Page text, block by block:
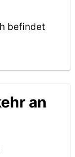
befindet
an